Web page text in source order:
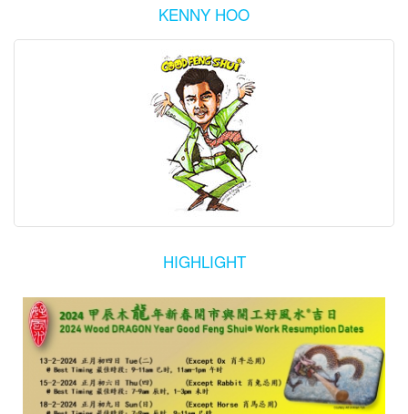
KENNY HOO
HIGHLIGHT